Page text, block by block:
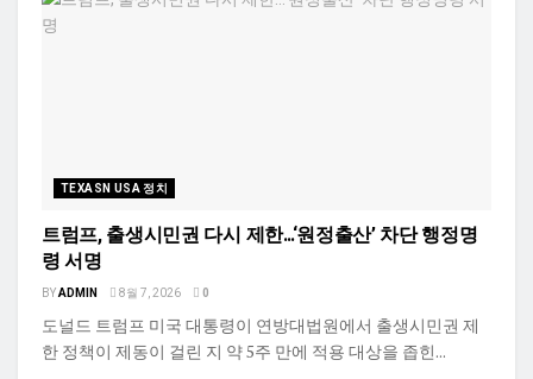
TEXASN USA 정치
트럼프, 출생시민권 다시 제한…‘원정출산’ 차단 행정명
령 서명
BYADMIN 8월 7, 2026 0
도널드 트럼프 미국 대통령이 연방대법원에서 출생시민권 제
한 정책이 제동이 걸린 지 약 5주 만에 적용 대상을 좁힌...